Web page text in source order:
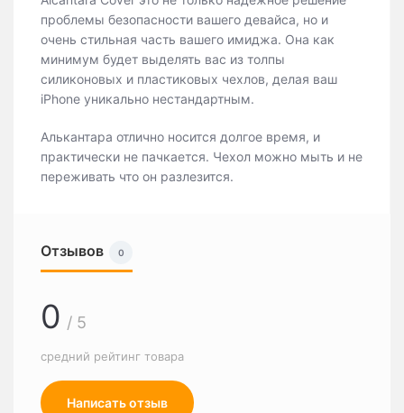
проблемы безопасности вашего девайса, но и
очень стильная часть вашего имиджа. Она как
минимум будет выделять вас из толпы
силиконовых и пластиковых чехлов, делая ваш
iPhone уникально нестандартным.
Алькантара отлично носится долгое время, и
практически не пачкается. Чехол можно мыть и не
переживать что он разлезится.
Отзывов 0
0 / 5
средний рейтинг товара
Написать отзыв